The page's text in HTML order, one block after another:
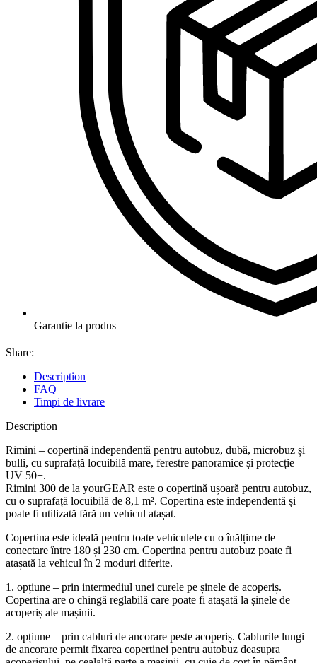
Garantie la produs
Share:
Description
FAQ
Timpi de livrare
Description
Rimini – copertină independentă pentru autobuz, dubă, microbuz și
bulli, cu suprafață locuibilă mare, ferestre panoramice și protecție
UV 50+.
Rimini 300 de la yourGEAR este o copertină ușoară pentru autobuz,
cu o suprafață locuibilă de 8,1 m². Copertina este independentă și
poate fi utilizată fără un vehicul atașat.
Copertina este ideală pentru toate vehiculele cu o înălțime de
conectare între 180 și 230 cm. Copertina pentru autobuz poate fi
atașată la vehicul în 2 moduri diferite.
1. opțiune – prin intermediul unei curele pe șinele de acoperiș.
Copertina are o chingă reglabilă care poate fi atașată la șinele de
acoperiș ale mașinii.
2. opțiune – prin cabluri de ancorare peste acoperiș. Cablurile lungi
de ancorare permit fixarea copertinei pentru autobuz deasupra